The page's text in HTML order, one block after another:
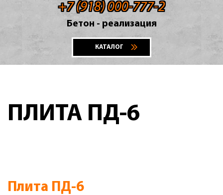
+7 (918) 000-777-2
Бетон - реализация
КАТАЛОГ
ПЛИТА ПД-6
Плита ПД-6